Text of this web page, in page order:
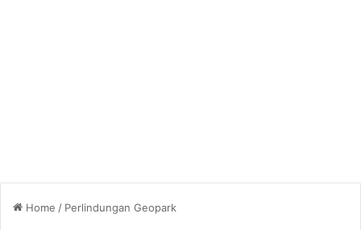
Home / Perlindungan Geopark